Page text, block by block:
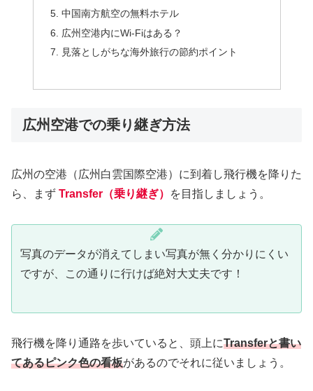
中国南方航空の無料ホテル
広州空港内にWi-Fiはある？
見落としがちな海外旅行の節約ポイント
広州空港での乗り継ぎ方法
広州の空港（広州白雲国際空港）に到着し飛行機を降りた
ら、まず Transfer（乗り継ぎ） を目指しましょう。
写真のデータが消えてしまい写真が無く分かりにくい
ですが、この通りに行けば絶対大丈夫です！
飛行機を降り通路を歩いていると、頭上にTransferと書い
てあるピンク色の看板があるのでそれに従いましょう。